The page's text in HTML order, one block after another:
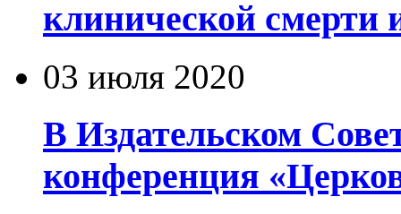
клинической смерти
03 июля 2020
В Издательском
конференция